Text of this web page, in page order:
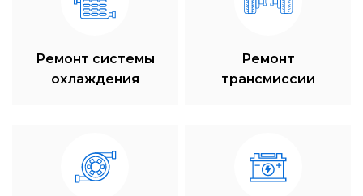
Ремонт системы
охлаждения
Ремонт
трансмиссии